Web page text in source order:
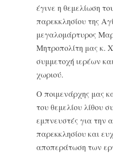
έγινε η θεμελίωση
παρεκκλησίου της
μεγαλομάρτυρος
Μητροπολίτη μας κ.
συμμετοχή ιερέων
χωριού.
Ο ποιμενάρχης μας
του θεμελίου λίθου
εμπνευστές για την
παρεκκλησίου και
αποπεράτωση των